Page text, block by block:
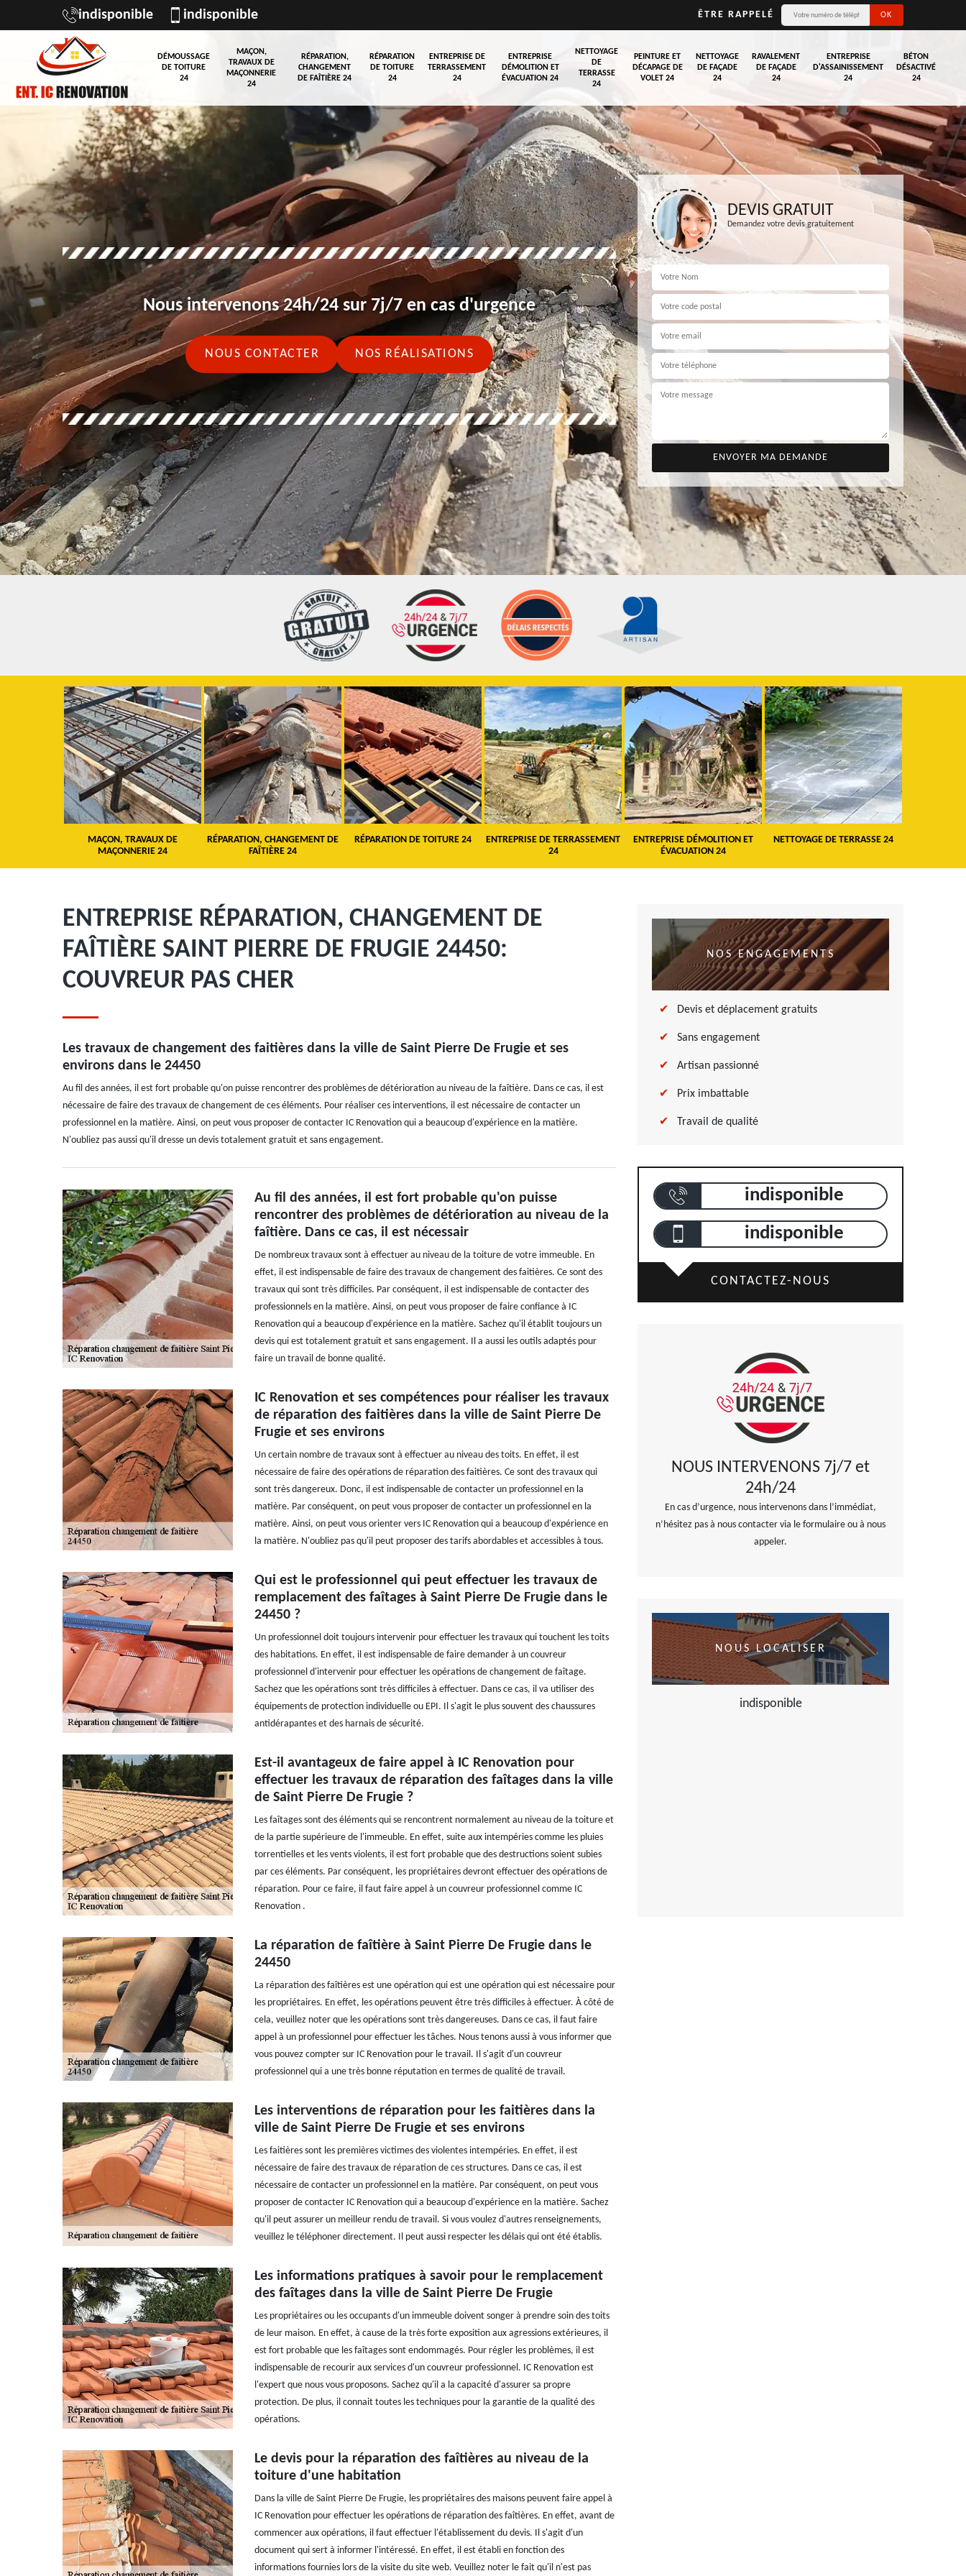
indisponible indisponible ÊTRE RAPPELÉ
DÉMOUSSAGE
DE TOITURE
24
MAÇON,
TRAVAUX DE
MAÇONNERIE
24
RÉPARATION,
CHANGEMENT
DE FAÎTIÈRE 24
RÉPARATION
DE TOITURE
24
ENTREPRISE DE
TERRASSEMENT
24
ENTREPRISE
DÉMOLITION ET
ÉVACUATION 24
NETTOYAGE
DE
TERRASSE
24
PEINTURE ET
DÉCAPAGE DE
VOLET 24
NETTOYAGE
DE FAÇADE
24
RAVALEMENT
DE FAÇADE
24
ENTREPRISE
D'ASSAINISSEMENT
24
BÉTON
DÉSACTIVÉ
24
Nous intervenons 24h/24 sur 7j/7 en cas d'urgence
NOUS CONTACTER NOS RÉALISATIONS
DEVIS GRATUIT
Demandez votre devis gratuitement
MAÇON, TRAVAUX DE
MAÇONNERIE 24
RÉPARATION, CHANGEMENT DE
FAÎTIÈRE 24
RÉPARATION DE TOITURE 24
ENTREPRISE DE TERRASSEMENT
24
ENTREPRISE DÉMOLITION ET
ÉVACUATION 24
NETTOYAGE DE TERRASSE 24
ENTREPRISE RÉPARATION, CHANGEMENT DE
FAÎTIÈRE SAINT PIERRE DE FRUGIE 24450:
COUVREUR PAS CHER
Les travaux de changement des faitières dans la ville de Saint Pierre De Frugie et ses
environs dans le 24450
Au fil des années, il est fort probable qu'on puisse rencontrer des problèmes de détérioration au niveau de la faîtière. Dans ce cas, il est
nécessaire de faire des travaux de changement de ces éléments. Pour réaliser ces interventions, il est nécessaire de contacter un
professionnel en la matière. Ainsi, on peut vous proposer de contacter IC Renovation qui a beaucoup d'expérience en la matière.
N'oubliez pas aussi qu'il dresse un devis totalement gratuit et sans engagement.
Au fil des années, il est fort probable qu'on puisse
rencontrer des problèmes de détérioration au niveau de la
faîtière. Dans ce cas, il est nécessair
De nombreux travaux sont à effectuer au niveau de la toiture de votre immeuble. En
effet, il est indispensable de faire des travaux de changement des faitières. Ce sont des
travaux qui sont très difficiles. Par conséquent, il est indispensable de contacter des
professionnels en la matière. Ainsi, on peut vous proposer de faire confiance à IC
Renovation qui a beaucoup d'expérience en la matière. Sachez qu'il établit toujours un
devis qui est totalement gratuit et sans engagement. Il a aussi les outils adaptés pour
faire un travail de bonne qualité.
IC Renovation et ses compétences pour réaliser les travaux
de réparation des faitières dans la ville de Saint Pierre De
Frugie et ses environs
Un certain nombre de travaux sont à effectuer au niveau des toits. En effet, il est
nécessaire de faire des opérations de réparation des faitières. Ce sont des travaux qui
sont très dangereux. Donc, il est indispensable de contacter un professionnel en la
matière. Par conséquent, on peut vous proposer de contacter un professionnel en la
matière. Ainsi, on peut vous orienter vers IC Renovation qui a beaucoup d'expérience en
la matière. N'oubliez pas qu'il peut proposer des tarifs abordables et accessibles à tous.
Qui est le professionnel qui peut effectuer les travaux de
remplacement des faîtages à Saint Pierre De Frugie dans le
24450 ?
Un professionnel doit toujours intervenir pour effectuer les travaux qui touchent les toits
des habitations. En effet, il est indispensable de faire demander à un couvreur
professionnel d'intervenir pour effectuer les opérations de changement de faîtage.
Sachez que les opérations sont très difficiles à effectuer. Dans ce cas, il va utiliser des
équipements de protection individuelle ou EPI. Il s'agit le plus souvent des chaussures
antidérapantes et des harnais de sécurité.
Est-il avantageux de faire appel à IC Renovation pour
effectuer les travaux de réparation des faîtages dans la ville
de Saint Pierre De Frugie ?
Les faîtages sont des éléments qui se rencontrent normalement au niveau de la toiture et
de la partie supérieure de l'immeuble. En effet, suite aux intempéries comme les pluies
torrentielles et les vents violents, il est fort probable que des destructions soient subies
par ces éléments. Par conséquent, les propriétaires devront effectuer des opérations de
réparation. Pour ce faire, il faut faire appel à un couvreur professionnel comme IC
Renovation .
La réparation de faîtière à Saint Pierre De Frugie dans le
24450
La réparation des faîtières est une opération qui est une opération qui est nécessaire pour
les propriétaires. En effet, les opérations peuvent être très difficiles à effectuer. À côté de
cela, veuillez noter que les opérations sont très dangereuses. Dans ce cas, il faut faire
appel à un professionnel pour effectuer les tâches. Nous tenons aussi à vous informer que
vous pouvez compter sur IC Renovation pour le travail. Il s'agit d'un couvreur
professionnel qui a une très bonne réputation en termes de qualité de travail.
Les interventions de réparation pour les faitières dans la
ville de Saint Pierre De Frugie et ses environs
Les faitières sont les premières victimes des violentes intempéries. En effet, il est
nécessaire de faire des travaux de réparation de ces structures. Dans ce cas, il est
nécessaire de contacter un professionnel en la matière. Par conséquent, on peut vous
proposer de contacter IC Renovation qui a beaucoup d'expérience en la matière. Sachez
qu'il peut assurer un meilleur rendu de travail. Si vous voulez d'autres renseignements,
veuillez le téléphoner directement. Il peut aussi respecter les délais qui ont été établis.
Les informations pratiques à savoir pour le remplacement
des faîtages dans la ville de Saint Pierre De Frugie
Les propriétaires ou les occupants d'un immeuble doivent songer à prendre soin des toits
de leur maison. En effet, à cause de la très forte exposition aux agressions extérieures, il
est fort probable que les faîtages sont endommagés. Pour régler les problèmes, il est
indispensable de recourir aux services d'un couvreur professionnel. IC Renovation est
l'expert que nous vous proposons. Sachez qu'il a la capacité d'assurer sa propre
protection. De plus, il connait toutes les techniques pour la garantie de la qualité des
opérations.
Le devis pour la réparation des faîtières au niveau de la
toiture d'une habitation
Dans la ville de Saint Pierre De Frugie, les propriétaires des maisons peuvent faire appel à
IC Renovation pour effectuer les opérations de réparation des faîtières. En effet, avant de
commencer aux opérations, il faut effectuer l'établissement du devis. Il s'agit d'un
document qui sert à informer l'intéressé. En effet, il est établi en fonction des
informations fournies lors de la visite du site web. Veuillez noter le fait qu'il n'est pas
NOS ENGAGEMENTS
Devis et déplacement gratuits
Sans engagement
Artisan passionné
Prix imbattable
Travail de qualité
indisponible
indisponible
CONTACTEZ-NOUS
NOUS INTERVENONS 7j/7 et
24h/24
En cas d’urgence, nous intervenons dans l’immédiat,
n’hésitez pas à nous contacter via le formulaire ou à nous
appeler.
NOUS LOCALISER
indisponible